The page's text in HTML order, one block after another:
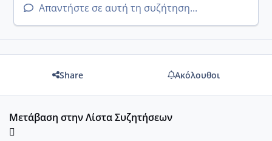
Απαντήστε σε αυτή τη συζήτηση...
Share Ακόλουθοι
Μετάβαση στην Λίστα Συζητήσεων